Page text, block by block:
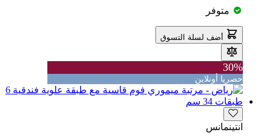
متوفر
أضف لسلة التسوق
30%
حصريا أونلاين
انتينمانس